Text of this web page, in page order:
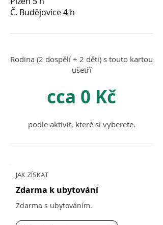
Č. Budějovice 4 h
Rodina (2 dospělí + 2 děti) s touto kartou
ušetří
cca 0 Kč
podle aktivit, které si vyberete.
JAK ZÍSKAT
Zdarma k ubytování
Zdarma s ubytováním.